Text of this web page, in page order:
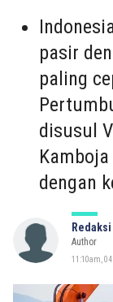
pasir
paling
disusul
dengan
Author
11:10am,